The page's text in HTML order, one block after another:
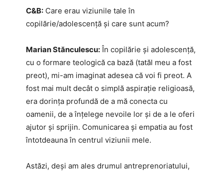
C&B: Care erau viziunile tale în
copilărie/adolescență și care sunt acum?
Marian Stănculescu: În copilărie și adolescență,
cu o formare teologică ca bază (tatăl meu a fost
preot), mi-am imaginat adesea că voi fi preot. A
fost mai mult decât o simplă aspirație religioasă,
era dorința profundă de a mă conecta cu
oamenii, de a înțelege nevoile lor și de a le oferi
ajutor și sprijin. Comunicarea și empatia au fost
întotdeauna în centrul viziunii mele.
Astăzi, deși am ales drumul antreprenoriatului,